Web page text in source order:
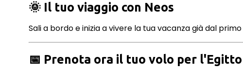
🌞 Il tuo viaggio con Neos
Sali a bordo e inizia a vivere la tua vacanza già dal
📅 Prenota ora il tuo volo per l'Egitto